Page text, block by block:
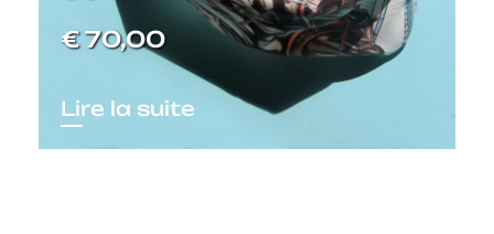
€70,00
Lire la suite